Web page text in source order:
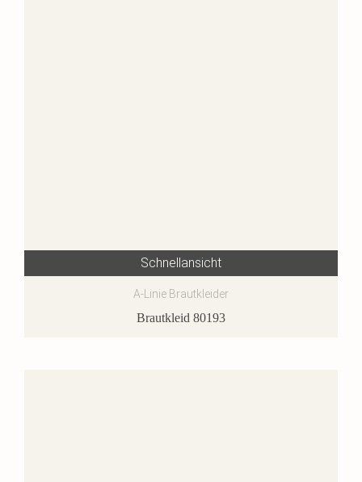
Schnellansicht
A-Linie Brautkleider
Brautkleid 80193